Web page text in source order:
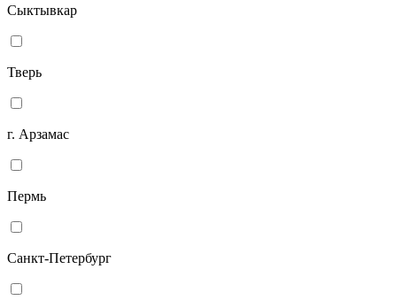
Сыктывкар
Тверь
г. Арзамас
Пермь
Санкт-Петербург